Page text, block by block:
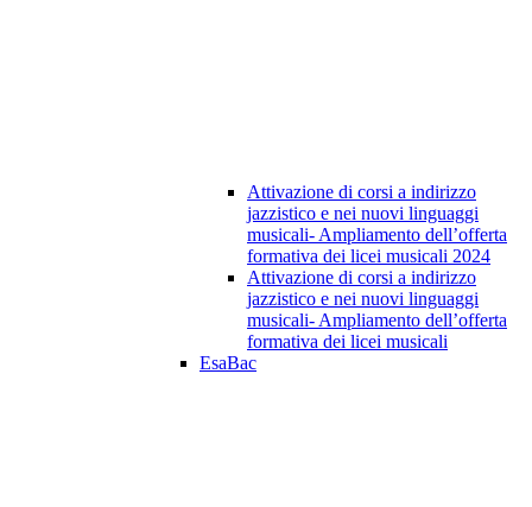
Attivazione di corsi a indirizzo
jazzistico e nei nuovi linguaggi
musicali- Ampliamento dell’offerta
formativa dei licei musicali 2024
Attivazione di corsi a indirizzo
jazzistico e nei nuovi linguaggi
musicali- Ampliamento dell’offerta
formativa dei licei musicali
EsaBac